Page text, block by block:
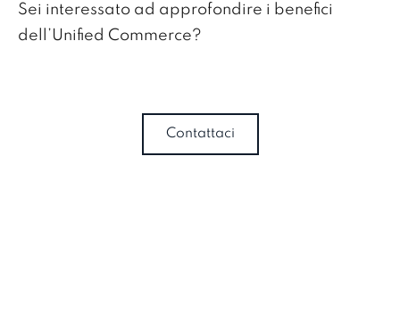
Sei interessato ad approfondire i benefici
dell’Unified Commerce?
Contattaci